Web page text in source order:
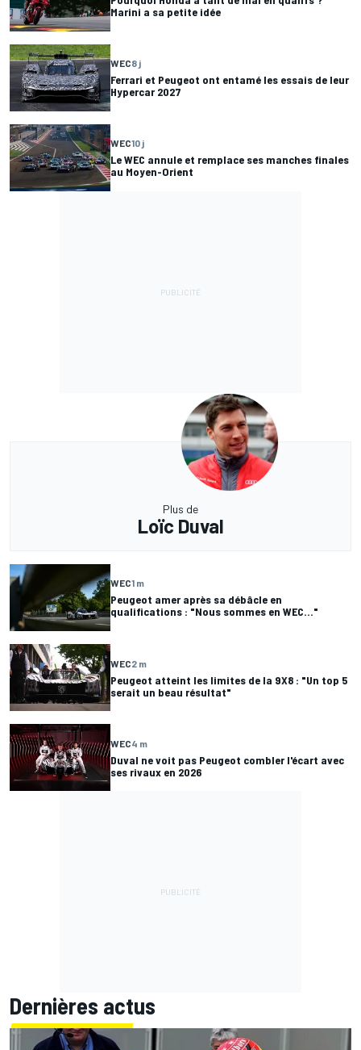
Marini a sa petite idée
WEC8 j
Ferrari et Peugeot ont entamé les essais de leur
Hypercar 2027
WEC10 j
Le WEC annule et remplace ses manches finales
au Moyen-Orient
Plus de
Loïc Duval
WEC1 m
Peugeot amer après sa débâcle en
qualifications : "Nous sommes en WEC..."
WEC2 m
Peugeot atteint les limites de la 9X8 : "Un top 5
serait un beau résultat"
WEC4 m
Duval ne voit pas Peugeot combler l'écart avec
ses rivaux en 2026
Dernières actus